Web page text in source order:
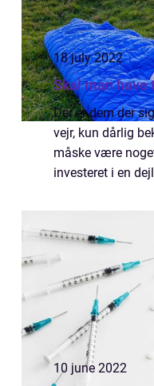
18 july 2022
Skal man have
Der er dem der
vejr, kun dårlig
måske være
investeret i en
10 june 2022